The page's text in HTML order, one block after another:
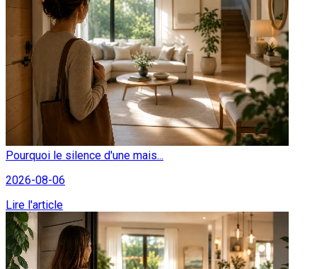
Pourquoi le silence d'une mais...
2026-08-06
Lire l'article